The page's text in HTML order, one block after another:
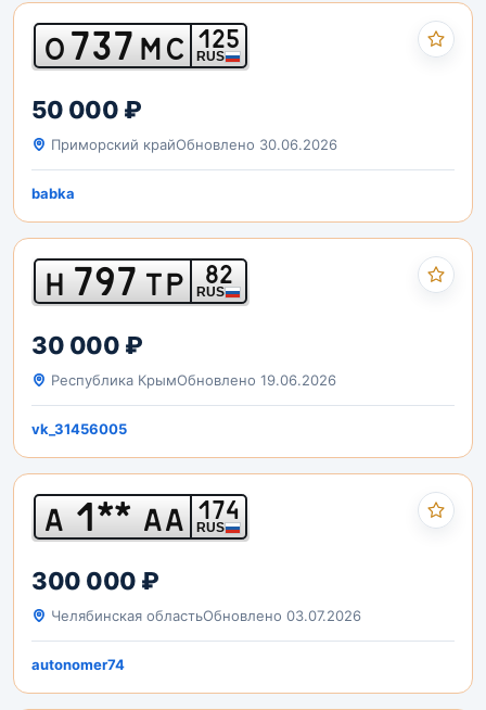
О737МС 125
RUS
50 000 ₽
Приморский крайОбновлено 30.06.2026
babka
Н 797 ТР 82
RUS
30 000 ₽
Республика КрымОбновлено 19.06.2026
vk_31456005
А 1** АА 174
RUS
300 000 ₽
Челябинская областьОбновлено 03.07.2026
autonomer74